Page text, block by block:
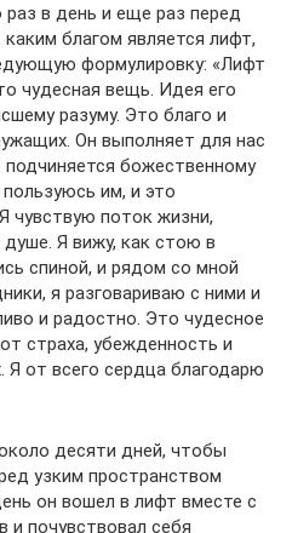
в день и еще раз перед
благом является лифт,
формулировку: «Лифт
чудесная вещь. Идея его
разуму. Это благо и
Он выполняет для нас
божественному
пользуюсь им, и это
чувствую поток жизни,
Я вижу, как стою в
спиной, и рядом со мной
я разговариваю с ними и
и радостно. Это чудесное
страха, убежденность и
Я от всего сердца благодарю
десяти дней, чтобы
узким пространством
он вошел в лифт вместе с
и почувствовал себя